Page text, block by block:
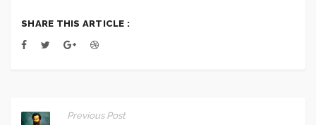
SHARE THIS ARTICLE :
Previous Post